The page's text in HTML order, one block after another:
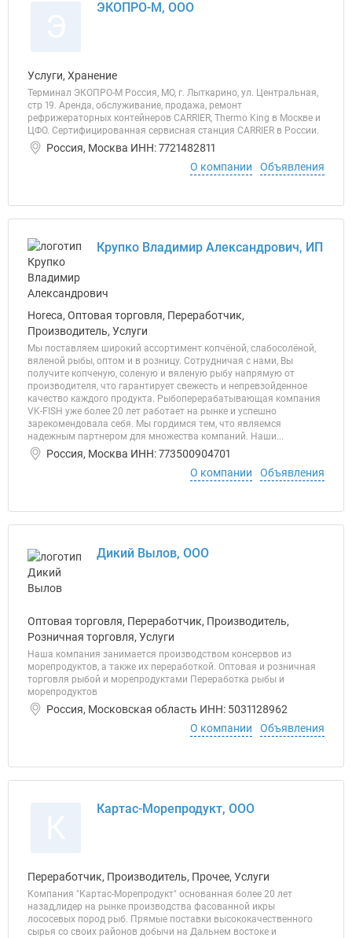
ЭКОПРО-М, ООО
Услуги, Хранение
Терминал ЭКОПРО-М Россия, МО, г. Лыткарино, ул. Центральная,
стр 19. Аренда, обслуживание, продажа, ремонт
рефрижераторных контейнеров CARRIER, Thermo King в Москве и
ЦФО. Сертифицированная сервисная станция CARRIER в России.
Россия, Москва ИНН: 7721482811
О компании
Объявления
Крупко Владимир Александрович, ИП
Horeca, Оптовая торговля, Переработчик,
Производитель, Услуги
Мы поставляем широкий ассортимент копчёной, слабосолёной,
вяленой рыбы, оптом и в розницу. Сотрудничая с нами, Вы
получите копченую, соленую и вяленую рыбу напрямую от
производителя, что гарантирует свежесть и непревзойденное
качество каждого продукта. Рыбоперерабатывающая компания
VK-FISH уже более 20 лет работает на рынке и успешно
зарекомендовала себя. Мы гордимся тем, что являемся
надежным партнером для множества компаний. Наши...
Россия, Москва ИНН: 773500904701
О компании
Объявления
Дикий Вылов, ООО
Оптовая торговля, Переработчик, Производитель,
Розничная торговля, Услуги
Наша компания занимается производством консервов из
морепродуктов, а также их переработкой. Оптовая и розничная
торговля рыбой и морепродуктами Переработка рыбы и
морепродуктов
Россия, Московская область ИНН: 5031128962
О компании
Объявления
Картас-Морепродукт, ООО
Переработчик, Производитель, Прочее, Услуги
Компания "Картас-Морепродукт" основанная более 20 лет
назад,лидер на рынке производства фасованной икры
лососевых пород рыб. Прямые поставки высококачественного
сырья со своих районов добычи на Дальнем востоке и